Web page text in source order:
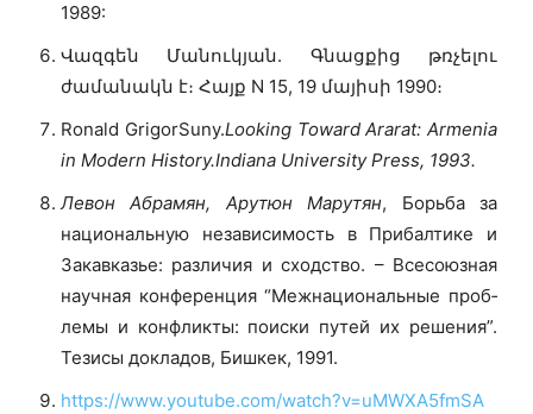
1989:
Վազգեն Մանուկյան. Գնացքից թռչելու
ժամանակն է։ Հայք N 15, 19 մայիսի 1990։
Ronald GrigorSuny.Looking Toward Ararat: Armenia
in Modern History.Indiana University Press, 1993.
Левон Абрамян, Арутюн Марутян, Борьба за
национальную независимость в Прибалтике и
Закавказье: раз­ли­­чия и сход­ство. – Всесоюзная
научная конференция “Межна­цио­наль­ные проб­
ле­мы и конф­лик­ты: поиски путей их решения”.
Тезисы док­ла­дов, Бишкек, 1991.
https://www.youtube.com/watch?v=uMWXA5fmSA